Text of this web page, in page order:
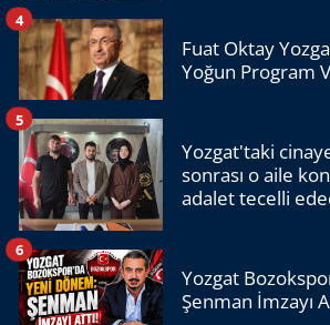
Fuat Oktay
Yoğun Program
4
Yozgat'taki
sonrası o aile
adalet tecelli
5
Yozgat
Şenman İmzayı
6